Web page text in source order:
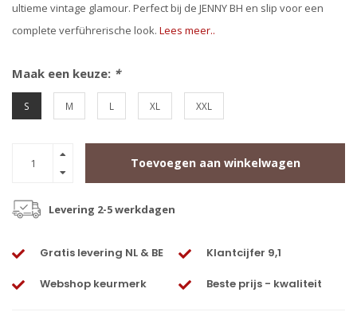
ultieme vintage glamour. Perfect bij de JENNY BH en slip voor een
complete verführerische look. Lees meer..
Maak een keuze: *
S M L XL XXL
Toevoegen aan winkelwagen
Levering 2-5 werkdagen
Gratis levering NL & BE Klantcijfer 9,1
Webshop keurmerk Beste prijs - kwaliteit